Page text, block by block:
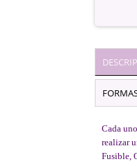
Cada
realizar
Fusible,